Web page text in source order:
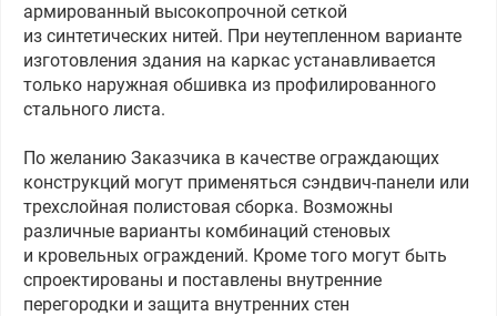
армированный высокопрочной сеткой
из синтетических нитей. При неутепленном варианте
изготовления здания на каркас устанавливается
только наружная обшивка из профилированного
стального листа.
По желанию Заказчика в качестве ограждающих
конструкций могут применяться сэндвич-панели или
трехслойная полистовая сборка. Возможны
различные варианты комбинаций стеновых
и кровельных ограждений. Кроме того могут быть
спроектированы и поставлены внутренние
перегородки и защита внутренних стен